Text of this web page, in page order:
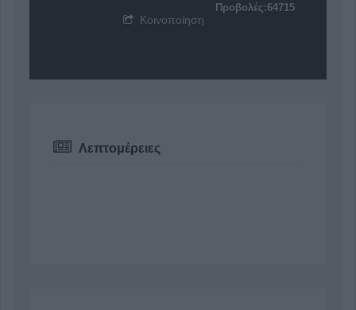
Προβολές:64715
Κοινοποίηση
Λεπτομέρειες